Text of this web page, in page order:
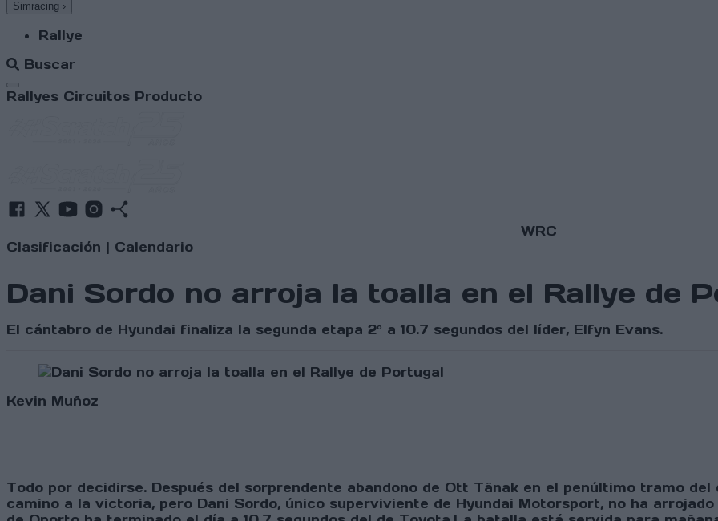
Simracing ›
Rallye
Buscar
Abrir menú
Rallyes Circuitos Producto
WRC
Clasificación | Calendario
Dani Sordo no arroja la toalla en el Rallye de
El cántabro de Hyundai finaliza la segunda etapa 2º a 10.7 segundos del líder, Elfyn Evans.
Kevin Muñoz
Todo por decidirse. Después del sorprendente abandono de Ott Tänak en el penúltimo tramo
camino a la victoria, pero Dani Sordo, único superviviente de Hyundai Motorsport, no ha